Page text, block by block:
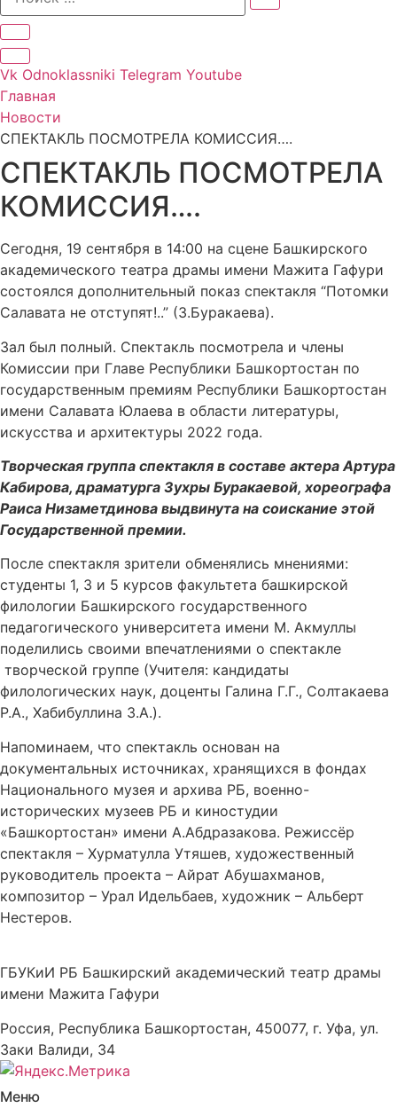
Vk Odnoklassniki Telegram Youtube
Главная
Новости
СПЕКТАКЛЬ ПОСМОТРЕЛА КОМИССИЯ….
СПЕКТАКЛЬ ПОСМОТРЕЛА
КОМИССИЯ….
Сегодня, 19 сентября в 14:00 на сцене Башкирского
академического театра драмы имени Мажита Гафури
состоялся дополнительный показ спектакля “Потомки
Салавата не отступят!..” (З.Буракаева).
Зал был полный. Спектакль посмотрела и члены
Комиссии при Главе Республики Башкортостан по
государственным премиям Республики Башкортостан
имени Салавата Юлаева в области литературы,
искусства и архитектуры 2022 года.
Творческая группа спектакля в составе актера Артура
Кабирова, драматурга Зухры Буракаевой, хореографа
Раиса Низаметдинова выдвинута на соискание этой
Государственной премии.
После спектакля зрители обменялись мнениями:
студенты 1, 3 и 5 курсов факультета башкирской
филологии Башкирского государственного
педагогического университета имени М. Акмуллы
поделились своими впечатлениями о спектакле
творческой группе (Учителя: кандидаты
филологических наук, доценты Галина Г.Г., Солтакаева
Р.А., Хабибуллина З.А.).
Напоминаем, что спектакль основан на
документальных источниках, хранящихся в фондах
Национального музея и архива РБ, военно-
исторических музеев РБ и киностудии
«Башкортостан» имени А.Абдразакова. Режиссёр
спектакля – Хурматулла Утяшев, художественный
руководитель проекта – Айрат Абушахманов,
композитор – Урал Идельбаев, художник – Альберт
Нестеров.
ГБУКиИ РБ Башкирский академический театр драмы
имени Мажита Гафури
Россия, Республика Башкортостан, 450077, г. Уфа, ул.
Заки Валиди, 34
Меню